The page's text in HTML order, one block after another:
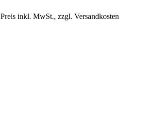
Preis inkl. MwSt., zzgl. Versandkosten